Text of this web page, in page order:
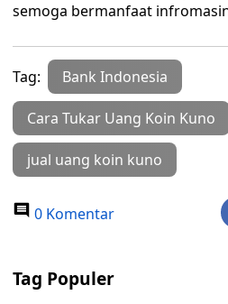
semoga bermanfaat
Tag: Bank Indonesia
Cara Tukar Uang Koin Kuno
jual uang koin kuno
0 Komentar
Tag Populer